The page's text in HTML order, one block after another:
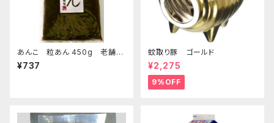
あんこ 粒あん 450g 老舗あ
んこ屋のこだわり餡【クリックポ
スト便】
¥737
蚊取り豚 ゴールド
¥2,275
9%OFF